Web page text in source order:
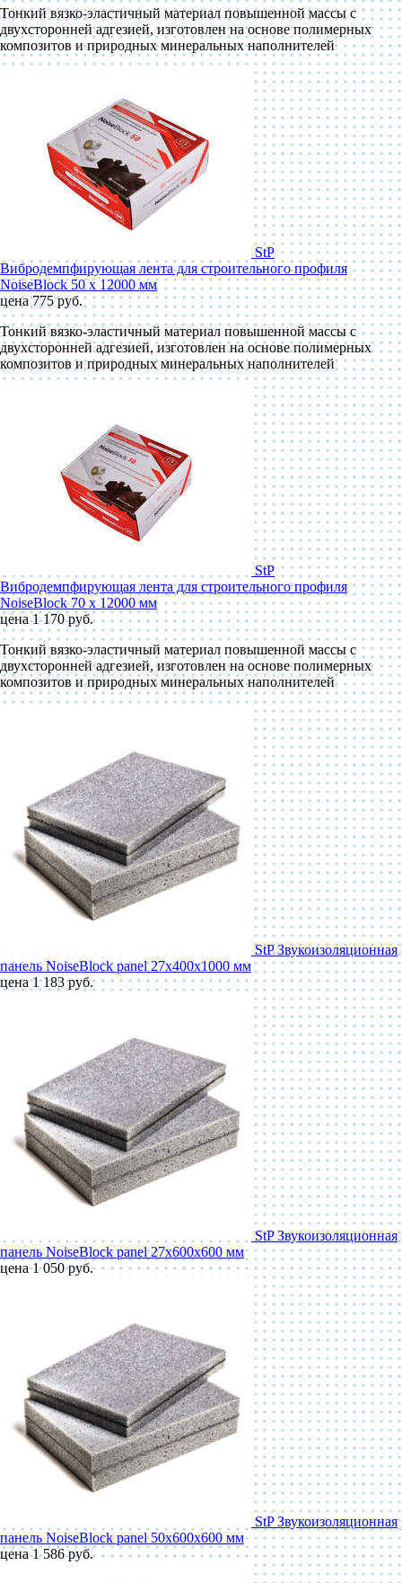
Тонкий вязко-эластичный материал повышенной массы с
двухсторонней адгезией, изготовлен на основе полимерных
композитов и природных минеральных наполнителей
StP
Вибродемпфирующая лента для строительного профиля
NoiseBlock 50 x 12000 мм
цена 775 руб.
Тонкий вязко-эластичный материал повышенной массы с
двухсторонней адгезией, изготовлен на основе полимерных
композитов и природных минеральных наполнителей
StP
Вибродемпфирующая лента для строительного профиля
NoiseBlock 70 x 12000 мм
цена 1 170 руб.
Тонкий вязко-эластичный материал повышенной массы с
двухсторонней адгезией, изготовлен на основе полимерных
композитов и природных минеральных наполнителей
StP Звукоизоляционная
панель NoiseBlock panel 27x400x1000 мм
цена 1 183 руб.
StP Звукоизоляционная
панель NoiseBlock panel 27x600x600 мм
цена 1 050 руб.
StP Звукоизоляционная
панель NoiseBlock panel 50x600x600 мм
цена 1 586 руб.